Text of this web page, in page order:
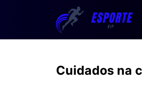
Cuidados na